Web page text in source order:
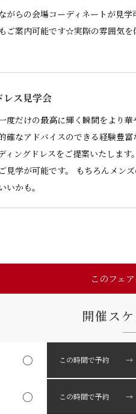
がらの会場コーディネートが見
ご案内可能です☆実際の雰囲気を
ス見学会
度だけの最高に輝く瞬間をより
確なアドバイスのできる経験豊
ィングドレスをご提案いたしま
見学が可能です。 もちろんメン
いかも。
このフェ
開催ス
○ この時間で予約 →
○ この時間で予約 →